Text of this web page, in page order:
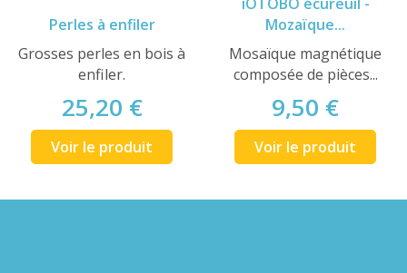
Perles à enfiler
Grosses perles en bois à
enfiler.
25,20 €
Voir le produit
Mozaïque...
Mosaïque magnétique
composée de pièces...
9,50 €
Voir le produit